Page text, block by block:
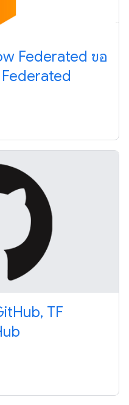
Federated ขอ
TF